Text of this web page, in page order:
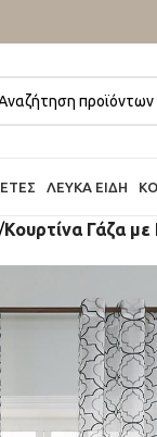
ΛΕΥΚΆ ΕΊΔΗ
/Κουρτίνα Γάζα